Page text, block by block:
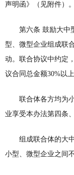
声明函》（见附件）。
第六条 鼓励大中型
型、微型企业组成联
动。联合协议中约定
议合同总金额30%以
联合体各方均为小
业享受本办法第四条
组成联合体的大中
小型、微型企业之间